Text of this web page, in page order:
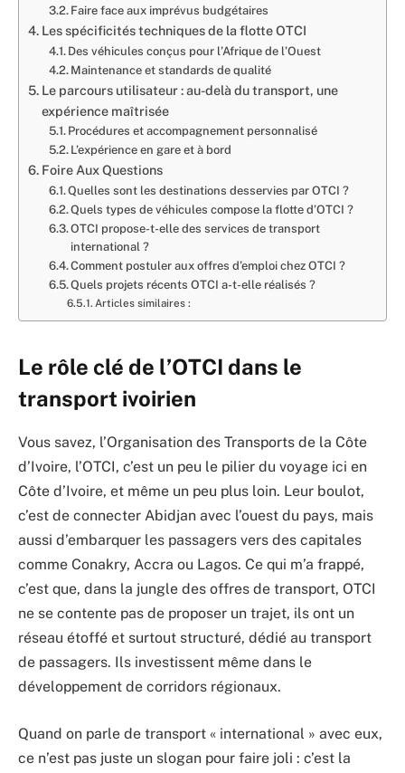
Faire face aux imprévus budgétaires
Les spécificités techniques de la flotte OTCI
Des véhicules conçus pour l’Afrique de l’Ouest
Maintenance et standards de qualité
Le parcours utilisateur : au-delà du transport, une
expérience maîtrisée
Procédures et accompagnement personnalisé
L’expérience en gare et à bord
Foire Aux Questions
Quelles sont les destinations desservies par OTCI ?
Quels types de véhicules compose la flotte d’OTCI ?
OTCI propose-t-elle des services de transport
international ?
Comment postuler aux offres d’emploi chez OTCI ?
Quels projets récents OTCI a-t-elle réalisés ?
Articles similaires :
Le rôle clé de l’OTCI dans le
transport ivoirien
Vous savez, l’Organisation des Transports de la Côte
d’Ivoire, l’OTCI, c’est un peu le pilier du voyage ici en
Côte d’Ivoire, et même un peu plus loin. Leur boulot,
c’est de connecter Abidjan avec l’ouest du pays, mais
aussi d’embarquer les passagers vers des capitales
comme Conakry, Accra ou Lagos. Ce qui m’a frappé,
c’est que, dans la jungle des offres de transport, OTCI
ne se contente pas de proposer un trajet, ils ont un
réseau étoffé et surtout structuré, dédié au transport
de passagers. Ils investissent même dans le
développement de corridors régionaux.
Quand on parle de transport « international » avec eux,
ce n’est pas juste un slogan pour faire joli : c’est la